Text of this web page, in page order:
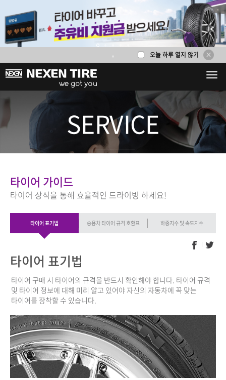
타이어 표기법 이해하기
5
6
오늘 하루 열지 않기
SERVICE
타이어 가이드
타이어 상식을 통해 효율적인 드라이빙 하세요!
타이어 표기법 승용차 타이어 규격 호환표 하중지수 및 속도지수
타이어 표기법
타이어 구매 시 타이어의 규격을 반드시 확인해야 합니다. 타이어 규격
및 타이어 정보에 대해 미리 알고 있어야 자신의 자동차에 꼭 맞는
타이어를 장착할 수 있습니다.